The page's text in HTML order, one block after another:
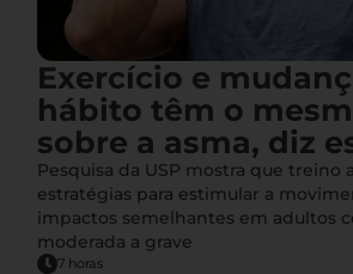
Exercício e
hábito têm o
sobre a asma, diz
Pesquisa da USP mostra que treino
estratégias para estimular a
impactos semelhantes em adultos
moderada a grave
7 horas